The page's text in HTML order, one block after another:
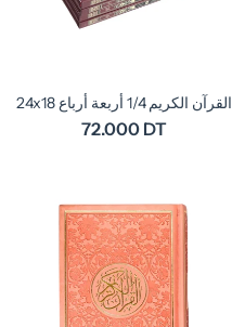
24x18 القرآن الكريم 1/4 أربعة أرباع
72.000 DT